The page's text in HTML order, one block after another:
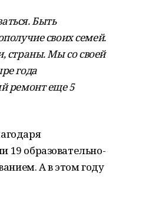
Быть
своих семей.
страны. Мы со своей
года
ремонт еще 5
19 образовательно-
А в этом году